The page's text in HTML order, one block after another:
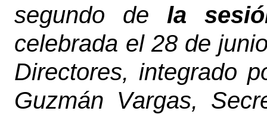
segundo de la
celebrada el 28 de
Directores, integrado
Guzmán Vargas,